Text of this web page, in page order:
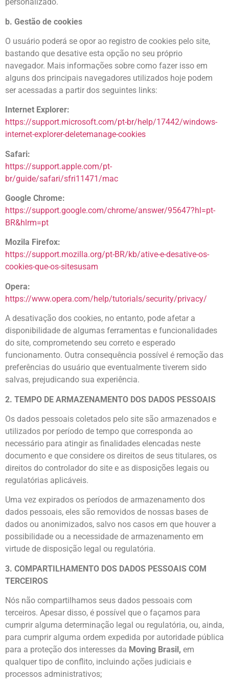
b. Gestão de cookies
O usuário poderá se opor ao registro de cookies pelo site,
bastando que desative esta opção no seu próprio
navegador. Mais informações sobre como fazer isso em
alguns dos principais navegadores utilizados hoje podem
ser acessadas a partir dos seguintes links:
Internet Explorer:
https://support.microsoft.com/pt-br/help/17442/windows-
internet-explorer-deletemanage-cookies
Safari:
https://support.apple.com/pt-
br/guide/safari/sfri11471/mac
Google Chrome:
https://support.google.com/chrome/answer/95647?hl=pt-
BR&hlrm=pt
Mozila Firefox:
https://support.mozilla.org/pt-BR/kb/ative-e-desative-os-
cookies-que-os-sitesusam
Opera:
https://www.opera.com/help/tutorials/security/privacy/
A desativação dos cookies, no entanto, pode afetar a
disponibilidade de algumas ferramentas e funcionalidades
do site, comprometendo seu correto e esperado
funcionamento. Outra consequência possível é remoção das
preferências do usuário que eventualmente tiverem sido
salvas, prejudicando sua experiência.
2. TEMPO DE ARMAZENAMENTO DOS DADOS PESSOAIS
Os dados pessoais coletados pelo site são armazenados e
utilizados por período de tempo que corresponda ao
necessário para atingir as finalidades elencadas neste
documento e que considere os direitos de seus titulares, os
direitos do controlador do site e as disposições legais ou
regulatórias aplicáveis.
Uma vez expirados os períodos de armazenamento dos
dados pessoais, eles são removidos de nossas bases de
dados ou anonimizados, salvo nos casos em que houver a
possibilidade ou a necessidade de armazenamento em
virtude de disposição legal ou regulatória.
3. COMPARTILHAMENTO DOS DADOS PESSOAIS COM
TERCEIROS
Nós não compartilhamos seus dados pessoais com
terceiros. Apesar disso, é possível que o façamos para
cumprir alguma determinação legal ou regulatória, ou, ainda,
para cumprir alguma ordem expedida por autoridade pública
para a proteção dos interesses da Moving Brasil, em
qualquer tipo de conflito, incluindo ações judiciais e
processos administrativos;